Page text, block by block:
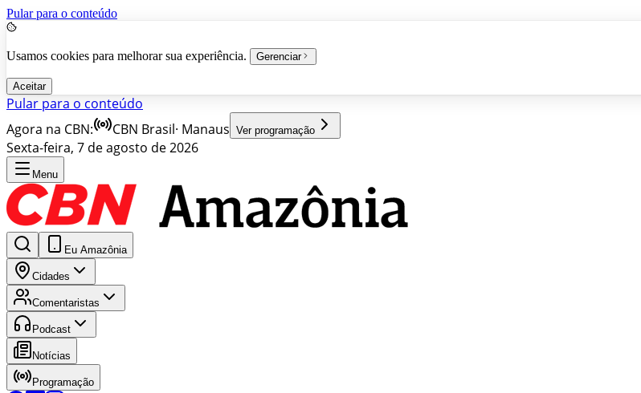
Pular para o conteúdo
Usamos cookies para melhorar sua experiência. Gerenciar
Aceitar
Pular para o conteúdo
Agora na CBN:
CBN Brasil· Manaus Ver programação
Sexta-feira, 7 de agosto de 2026
Menu
Eu Amazônia
Cidades
Comentaristas
Podcast
Notícias
Programação